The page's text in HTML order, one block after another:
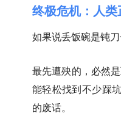
终极危机：人
如果说丢饭碗是钝
最先遭殃的，必然
能轻松找到不少踩
的废话。